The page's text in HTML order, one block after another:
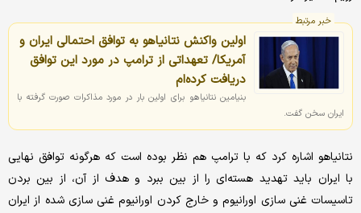
خبر مرتبط
اولین واکنش نتانیاهو به توافق احتمالی ایران و
آمریکا/ تعهداتی از ترامپ در مورد این توافق
دریافت کرده‌ام
بنیامین نتانیاهو برای اولین بار در مورد مذاکرات صورت گرفته با
ایران سخن گفت.
نتانیاهو اشاره کرد که با ترامپ هم نظر بوده است که هرگونه توافق نهایی
با ایران باید تهدید هسته‌ای را از بین ببرد و هدف از آن، از بین بردن
تاسیسات غنی سازی اورانیوم و خارج کردن اورانیوم غنی سازی شده از ایران